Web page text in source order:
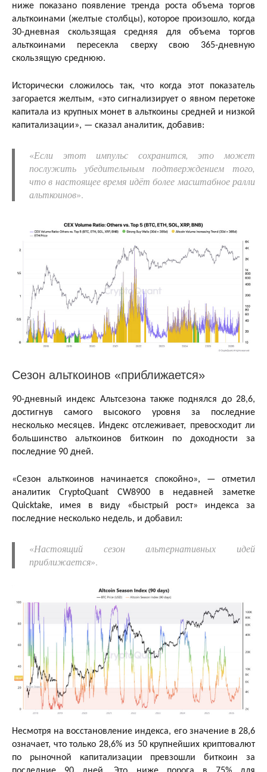
ниже показано появление тренда роста объема торгов
альткоинами (желтые столбцы), которое произошло, когда
30-дневная скользящая средняя для объема торгов
альткоинами пересекла сверху свою 365-дневную
скользящую среднюю.
Исторически сложилось так, что когда этот показатель
загорается желтым, «это сигнализирует о явном перетоке
капитала из крупных монет в альткоины средней и низкой
капитализации», — сказал аналитик, добавив:
«Если этот импульс сохранится, это может
послужить убедительным подтверждением того,
что в настоящее время идёт более масштабное ралли
альткоинов».
Сезон альткоинов «приближается»
90-дневный индекс Альтсезона также поднялся до 28,6,
достигнув самого высокого уровня за последние
несколько месяцев. Индекс отслеживает, превосходит ли
большинство альткоинов биткоин по доходности за
последние 90 дней.
«Сезон альткоинов начинается спокойно», — отметил
аналитик CryptoQuant CW8900 в недавней заметке
Quicktake, имея в виду «быстрый рост» индекса за
последние несколько недель, и добавил:
«Настоящий сезон альтернативных идей
приближается».
Несмотря на восстановление индекса, его значение в 28,6
означает, что только 28,6% из 50 крупнейших криптовалют
по рыночной капитализации превзошли биткоин за